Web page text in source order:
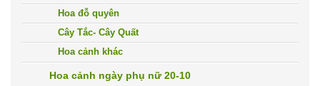
Hoa đỗ quyên
Cây Tắc- Cây Quất
Hoa cảnh khác
Hoa cảnh ngày phụ nữ 20-10